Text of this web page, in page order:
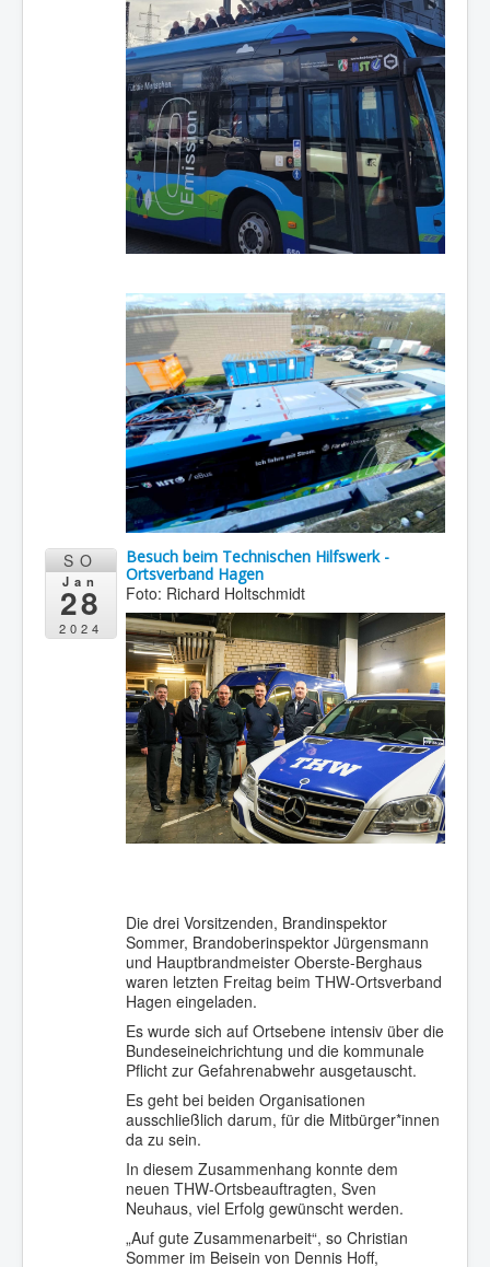
SO
Jan
28
2024
Besuch beim Technischen Hilfswerk -
Ortsverband Hagen
Foto: Richard Holtschmidt
Die drei Vorsitzenden, Brandinspektor
Sommer, Brandoberinspektor Jürgensmann
und Hauptbrandmeister Oberste-Berghaus
waren letzten Freitag beim THW-Ortsverband
Hagen eingeladen.
Es wurde sich auf Ortsebene intensiv über die
Bundeseineichrichtung und die kommunale
Pflicht zur Gefahrenabwehr ausgetauscht.
Es geht bei beiden Organisationen
ausschließlich darum, für die Mitbürger*innen
da zu sein.
In diesem Zusammenhang konnte dem
neuen THW-Ortsbeauftragten, Sven
Neuhaus, viel Erfolg gewünscht werden.
„Auf gute Zusammenarbeit“, so Christian
Sommer im Beisein von Dennis Hoff,